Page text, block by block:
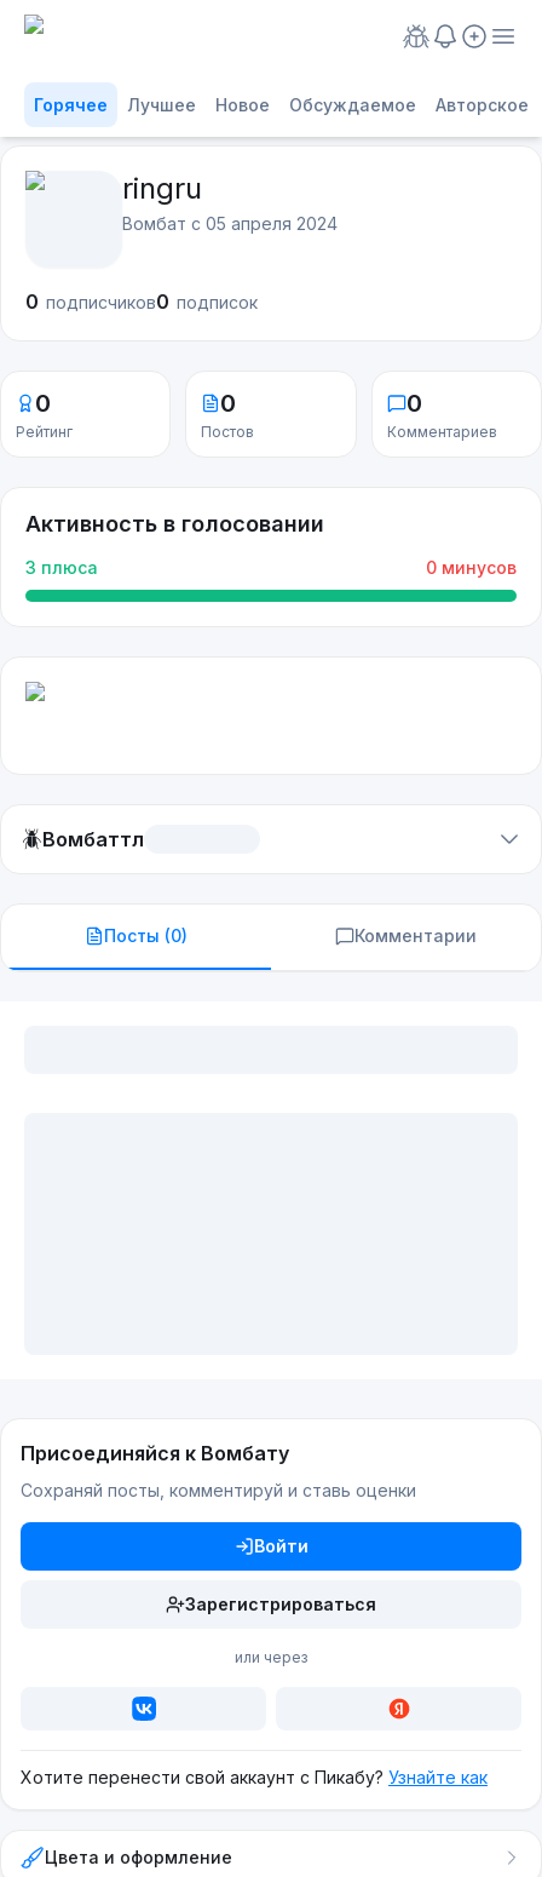
Горячее Лучшее Новое Обсуждаемое Авторское
ringru
Вомбат с 05 апреля 2024
0 подписчиков0 подписок
0
Рейтинг
0
Постов
0
Комментариев
Активность в голосовании
3 плюса 0 минусов
🪲Вомбаттл
Посты (0) Комментарии
Присоединяйся к Вомбату
Сохраняй посты, комментируй и ставь оценки
Войти
Зарегистрироваться
или через
Хотите перенести свой аккаунт с Пикабу? Узнайте как
Цвета и оформление